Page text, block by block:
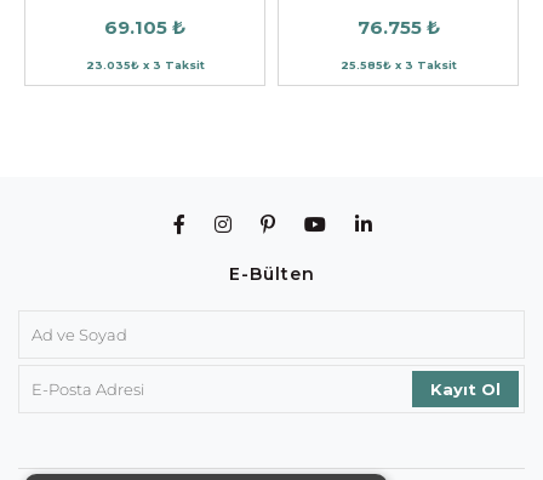
69.105 ₺
23.035₺ x 3 Taksit
76.755 ₺
25.585₺ x 3 Taksit
E-Bülten